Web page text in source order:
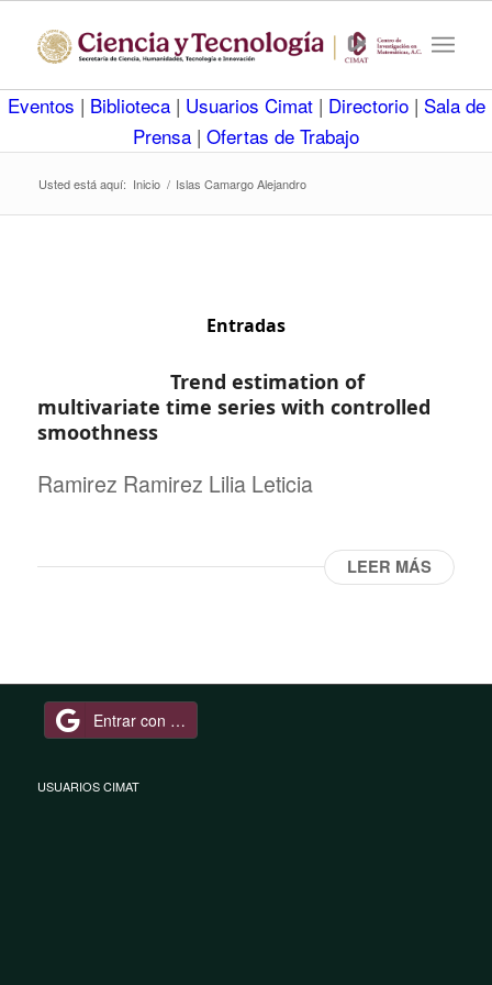
Eventos | Biblioteca | Usuarios Cimat | Directorio | Sala de
Prensa | Ofertas de Trabajo
Usted está aquí: Inicio / Islas Camargo Alejandro
Entradas
Trend estimation of
multivariate time series with controlled
smoothness
Ramirez Ramirez Lilia Leticia
LEER MÁS
Entrar con Google
USUARIOS CIMAT